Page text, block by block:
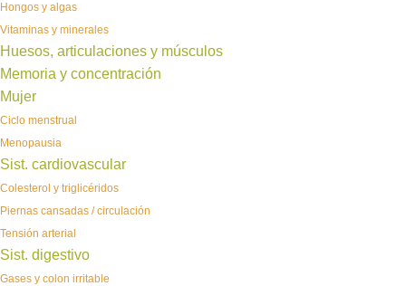
Hongos y algas
Vitaminas y minerales
Huesos, articulaciones y músculos
Memoria y concentración
Mujer
Ciclo menstrual
Menopausia
Sist. cardiovascular
Colesterol y triglicéridos
Piernas cansadas / circulación
Tensión arterial
Sist. digestivo
Gases y colon irritable